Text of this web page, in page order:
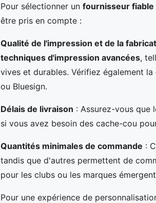
Pour sélectionner un fournisseur fiable
être pris en compte :
Qualité de l'impression et de la
techniques d'impression avancées,
vives et durables. Vérifiez également
ou Bluesign.
Délais de livraison : Assurez-vous que
si vous avez besoin des cache-cou
Quantités minimales de commande :
tandis que d'autres permettent de
pour les clubs ou les marques
Pour une expérience de